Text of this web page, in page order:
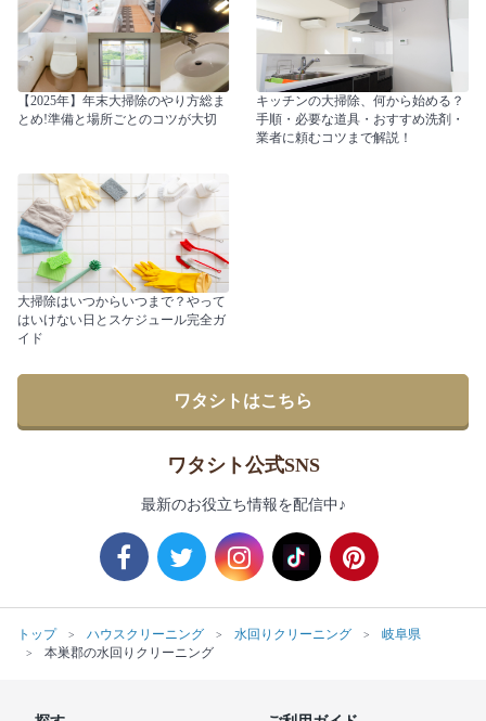
【2025年】年末大掃除のやり方総ま
とめ!準備と場所ごとのコツが大切
キッチンの大掃除、何から始める？
手順・必要な道具・おすすめ洗剤・
業者に頼むコツまで解説！
大掃除はいつからいつまで？やって
はいけない日とスケジュール完全ガ
イド
ワタシトはこちら
ワタシト公式SNS
最新のお役立ち情報を配信中♪
トップ ハウスクリーニング 水回りクリーニング
岐阜県
本巣郡の水回りクリーニング